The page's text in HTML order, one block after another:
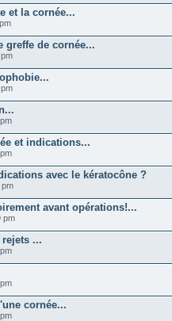
et la cornée...
greffe de cornée...
et indications...
avec le kératocône ?
pm
avant opérations!...
pm
...
cornée...